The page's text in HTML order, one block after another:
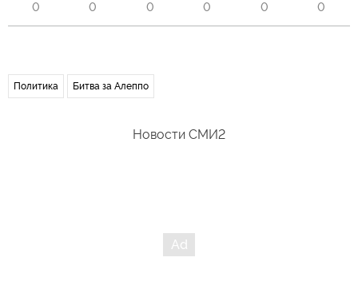
0 0 0 0 0 0
Политика Битва за Алеппо
Новости СМИ2